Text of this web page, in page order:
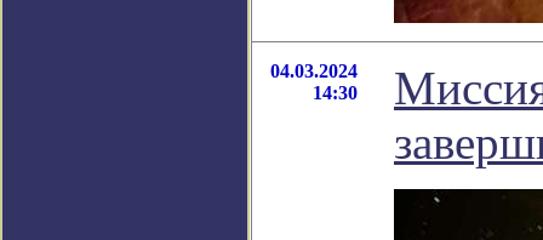
04.03.2024
14:30